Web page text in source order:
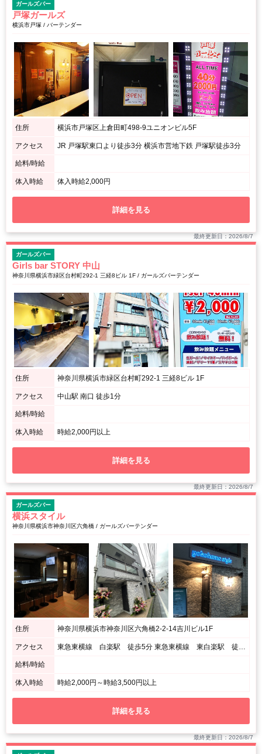
ガールズバー
戸塚ガールズ
横浜市戸塚 / バーテンダー
住所 横浜市戸塚区上倉田町498-9ユニオンビル5F
アクセス JR 戸塚駅東口より徒歩3分 横浜市営地下鉄 戸塚駅徒歩3分
給料/時給
体入時給 体入時給2,000円
詳細を見る
最終更新日：2026/8/7
ガールズバー
Girls bar STORY 中山
神奈川県横浜市緑区台村町292-1 三経8ビル 1F / ガールズバーテンダー
住所 神奈川県横浜市緑区台村町292-1 三経8ビル 1F
アクセス 中山駅 南口 徒歩1分
給料/時給
体入時給 時給2,000円以上
詳細を見る
最終更新日：2026/8/7
ガールズバー
横浜スタイル
神奈川県横浜市神奈川区六角橋 / ガールズバーテンダー
住所 神奈川県横浜市神奈川区六角橋2-2-14吉川ビル1F
アクセス 東急東横線 白楽駅 徒歩5分 東急東横線 東白楽駅 徒歩10分 ブルーライン 岸根公園駅 徒歩15分
給料/時給
体入時給 時給2,000円～時給3,500円以上
詳細を見る
最終更新日：2026/8/7